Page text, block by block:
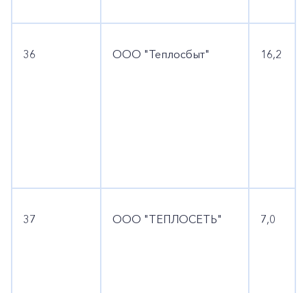
36 ООО "Теплосбыт" 16,2
37 ООО "ТЕПЛОСЕТЬ" 7,0